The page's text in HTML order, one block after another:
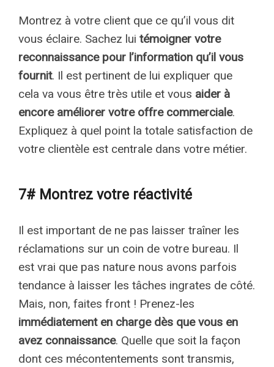
Montrez à votre client que ce qu’il vous dit
vous éclaire. Sachez lui témoigner votre
reconnaissance pour l’information qu’il vous
fournit. Il est pertinent de lui expliquer que
cela va vous être très utile et vous aider à
encore améliorer votre offre commerciale.
Expliquez à quel point la totale satisfaction de
votre clientèle est centrale dans votre métier.
7# Montrez votre réactivité
Il est important de ne pas laisser traîner les
réclamations sur un coin de votre bureau. Il
est vrai que pas nature nous avons parfois
tendance à laisser les tâches ingrates de côté.
Mais, non, faites front ! Prenez-les
immédiatement en charge dès que vous en
avez connaissance. Quelle que soit la façon
dont ces mécontentements sont transmis,